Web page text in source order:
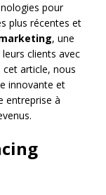
pour
plus récentes et
, une
clients avec
cet article, nous
innovante et
entreprise à